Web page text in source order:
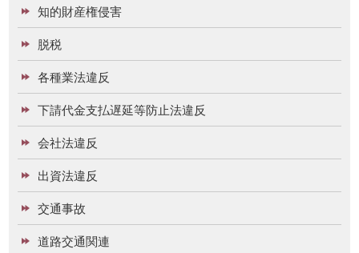
知的財産権侵害
脱税
各種業法違反
下請代金支払遅延等防止法違反
会社法違反
出資法違反
交通事故
道路交通関連